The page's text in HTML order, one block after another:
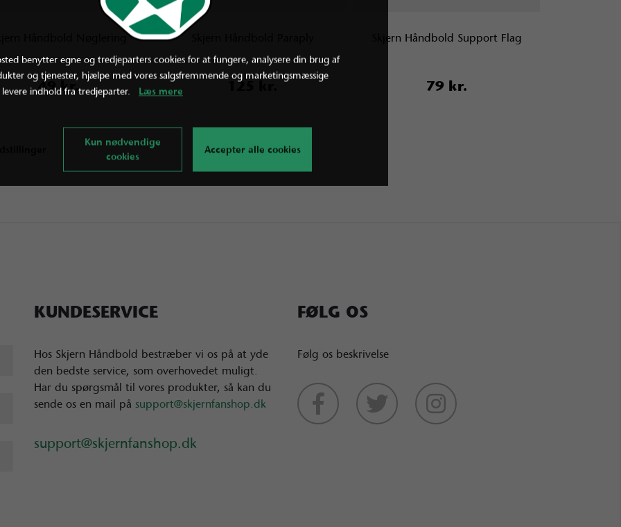
49 kr. 125 kr.
Skjern Håndbold Support Flag
79 kr.
KUNDESERVICE
Hos Skjern Håndbold bestræber vi os på at yde
den bedste service, som overhovedet muligt.
Har du spørgsmål til vores produkter, så kan du
sende os en mail på support@skjernfanshop.dk
support@skjernfanshop.dk
FØLG OS
Følg os beskrivelse
benytter egne og tredjeparters cookies for at fungere, analysere din brug af
og tjenester, hjælpe med vores salgsfremmende og marketingsmæssige
levere indhold fra tredjeparter. Læs mere
Kun nødvendige
cookies
Accepter alle cookies